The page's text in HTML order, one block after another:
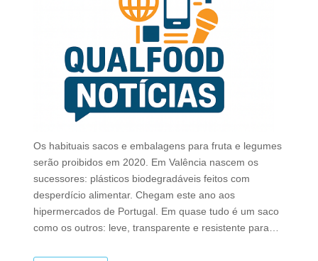
Os habituais sacos e embalagens para fruta e legumes
serão proibidos em 2020. Em Valência nascem os
sucessores: plásticos biodegradáveis feitos com
desperdício alimentar. Chegam este ano aos
hipermercados de Portugal. Em quase tudo é um saco
como os outros: leve, transparente e resistente para…